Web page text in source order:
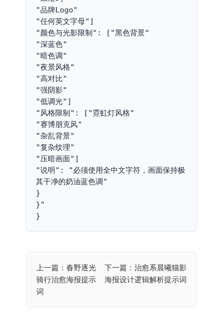
"品牌Logo"
"任何英文字母"]
"颜色与光影限制": ["黑色背景"
"深蓝色"
"暗色调"
"夜景风格"
"高对比"
"强阴影"
"低调光"]
"风格限制": ["霓虹灯风格"
"赛博朋克风"
"杂乱背景"
"复杂纹理"
"压暗画面"]
"说明": "必须使用全中文字符，画面保持极
其干净的奶油蓝色调"
}
}"
}
文
章
上一篇：春野逐光
骑行治愈海报提示
词
下一篇：治愈系晨曦猫影
海报设计逻辑解析提示词